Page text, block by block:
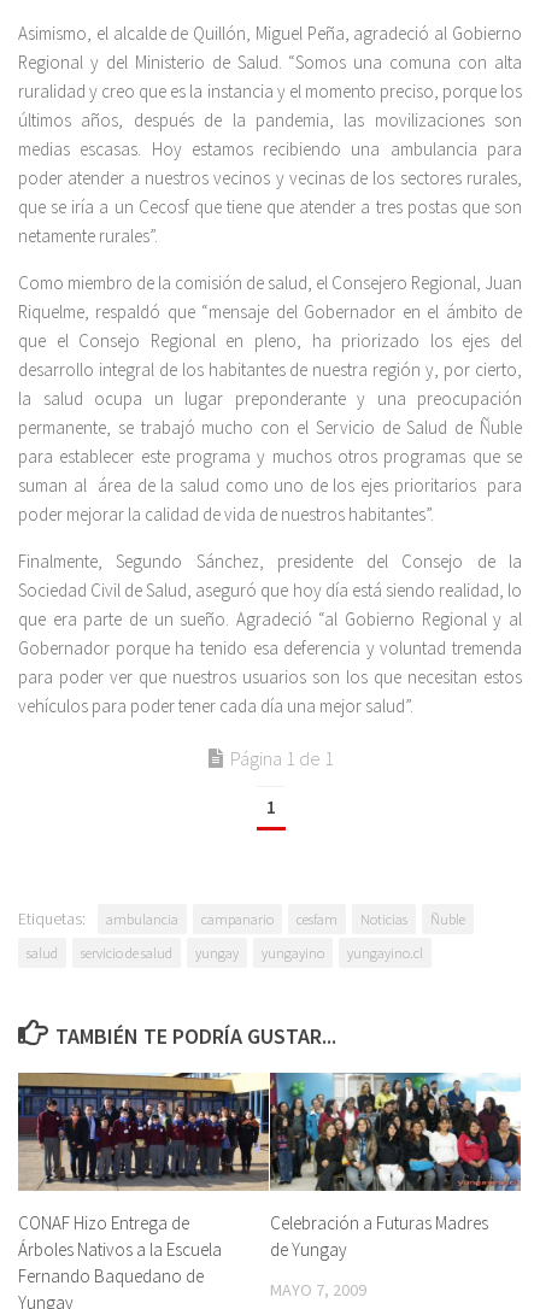
Asimismo, el alcalde de Quillón, Miguel Peña, agradeció al Gobierno
Regional y del Ministerio de Salud. “Somos una comuna con alta
ruralidad y creo que es la instancia y el momento preciso, porque los
últimos años, después de la pandemia, las movilizaciones son
medias escasas. Hoy estamos recibiendo una ambulancia para
poder atender a nuestros vecinos y vecinas de los sectores rurales,
que se iría a un Cecosf que tiene que atender a tres postas que son
netamente rurales”.
Como miembro de la comisión de salud, el Consejero Regional, Juan
Riquelme, respaldó que “mensaje del Gobernador en el ámbito de
que el Consejo Regional en pleno, ha priorizado los ejes del
desarrollo integral de los habitantes de nuestra región y, por cierto,
la salud ocupa un lugar preponderante y una preocupación
permanente, se trabajó mucho con el Servicio de Salud de Ñuble
para establecer este programa y muchos otros programas que se
suman al área de la salud como uno de los ejes prioritarios para
poder mejorar la calidad de vida de nuestros habitantes”.
Finalmente, Segundo Sánchez, presidente del Consejo de la
Sociedad Civil de Salud, aseguró que hoy día está siendo realidad, lo
que era parte de un sueño. Agradeció “al Gobierno Regional y al
Gobernador porque ha tenido esa deferencia y voluntad tremenda
para poder ver que nuestros usuarios son los que necesitan estos
vehículos para poder tener cada día una mejor salud”.
Página 1 de 1
1
Etiquetas: ambulancia campanario cesfam Noticias
Ñuble
salud
servicio de salud yungay yungayino yungayino.cl
TAMBIÉN TE PODRÍA GUSTAR...
CONAF Hizo Entrega de
Árboles Nativos a la Escuela
Fernando Baquedano de
Yungay
Celebración a Futuras Madres
de Yungay
MAYO 7, 2009